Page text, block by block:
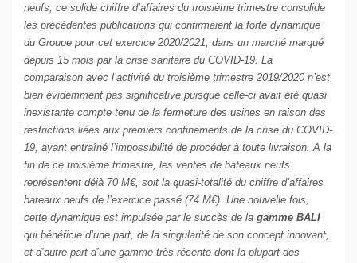
neufs, ce solide chiffre d’affaires du troisième trimestre consolide
les précédentes publications qui confirmaient la forte dynamique
du Groupe pour cet exercice 2020/2021, dans un marché marqué
depuis 15 mois par la crise sanitaire du COVID-19. La
comparaison avec l’activité du troisième trimestre 2019/2020 n’est
bien évidemment pas significative puisque celle-ci avait été quasi
inexistante compte tenu de la fermeture des usines en raison des
restrictions liées aux premiers confinements de la crise du COVID-
19, ayant entraîné l’impossibilité de procéder à toute livraison. A la
fin de ce troisième trimestre, les ventes de bateaux neufs
représentent déjà 70 M€, soit la quasi-totalité du chiffre d’affaires
bateaux neufs de l’exercice passé (74 M€). Une nouvelle fois,
cette dynamique est impulsée par le succès de la gamme BALI
qui bénéficie d’une part, de la singularité de son concept innovant,
et d’autre part d’une gamme très récente dont la plupart des